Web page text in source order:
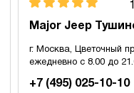
Major Jeep
г. Москва, Цветочный
ежедневно с 8.00 до
+7 (495) 025-10-10